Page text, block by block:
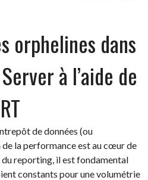
orphelines dans
à l’aide de
de données (ou
la performance est au cœur de
reporting, il est fondamental
constants pour une volumétrie